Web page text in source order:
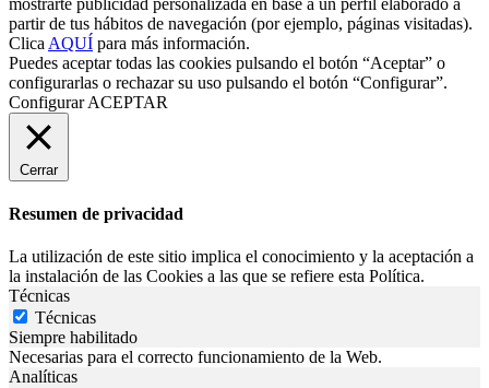
partir de tus hábitos de navegación (por ejemplo, páginas visitadas).
Clica AQUÍ para más información.
Puedes aceptar todas las cookies pulsando el botón “Aceptar” o
configurarlas o rechazar su uso pulsando el botón “Configurar”.
Configurar ACEPTAR
Cerrar
Resumen de privacidad
La utilización de este sitio implica el conocimiento y la aceptación a
la instalación de las Cookies a las que se refiere esta Política.
Técnicas
Técnicas
Siempre habilitado
Necesarias para el correcto funcionamiento de la Web.
Analíticas